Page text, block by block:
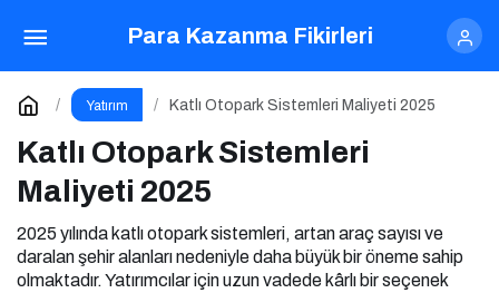
Para Kazanma Fikirleri
Yatırım Katlı Otopark Sistemleri Maliyeti 2025
Katlı Otopark Sistemleri
Maliyeti 2025
2025 yılında katlı otopark sistemleri, artan araç sayısı ve
daralan şehir alanları nedeniyle daha büyük bir öneme sahip
olmaktadır. Yatırımcılar için uzun vadede kârlı bir seçenek
Katlı Otopark Sistemleri Maliyeti 2025
Yorum Yap